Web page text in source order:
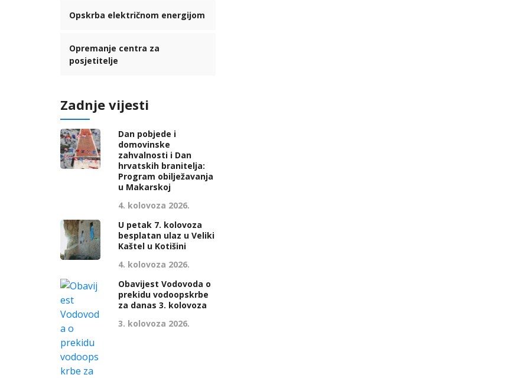
Opskrba električnom energijom
Opremanje centra za
posjetitelje
Zadnje vijesti
Dan pobjede i
domovinske
zahvalnosti i Dan
hrvatskih branitelja:
Program obilježavanja
u Makarskoj
4. kolovoza 2026.
U petak 7. kolovoza
besplatan ulaz u Veliki
Kaštel u Kotišini
4. kolovoza 2026.
Obavijest Vodovoda o
prekidu vodoopskrbe
za danas 3. kolovoza
3. kolovoza 2026.